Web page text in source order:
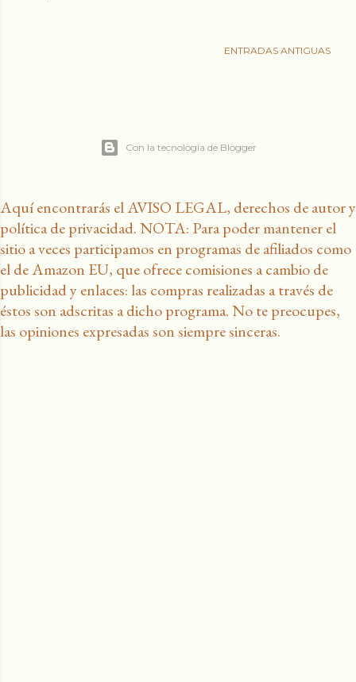
ENTRADAS ANTIGUAS
Con la tecnología de Blogger
Aquí encontrarás el AVISO LEGAL, derechos de autor y
política de privacidad. NOTA: Para poder mantener el
sitio a veces participamos en programas de afiliados como
el de Amazon EU, que ofrece comisiones a cambio de
publicidad y enlaces: las compras realizadas a través de
éstos son adscritas a dicho programa. No te preocupes,
las opiniones expresadas son siempre sinceras.